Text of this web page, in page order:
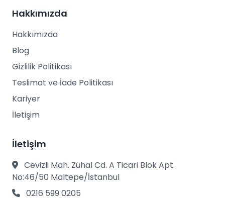
Hakkımızda
Hakkımızda
Blog
Gizlilik Politikası
Teslimat ve İade Politikası
Kariyer
İletişim
İletişim
Cevizli Mah. Zühal Cd. A Ticari Blok Apt.
No:46/50 Maltepe/İstanbul
0216 599 0205